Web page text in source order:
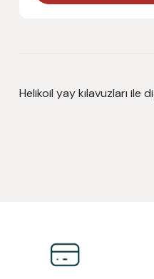
Helikoil yay kılavuzları ile